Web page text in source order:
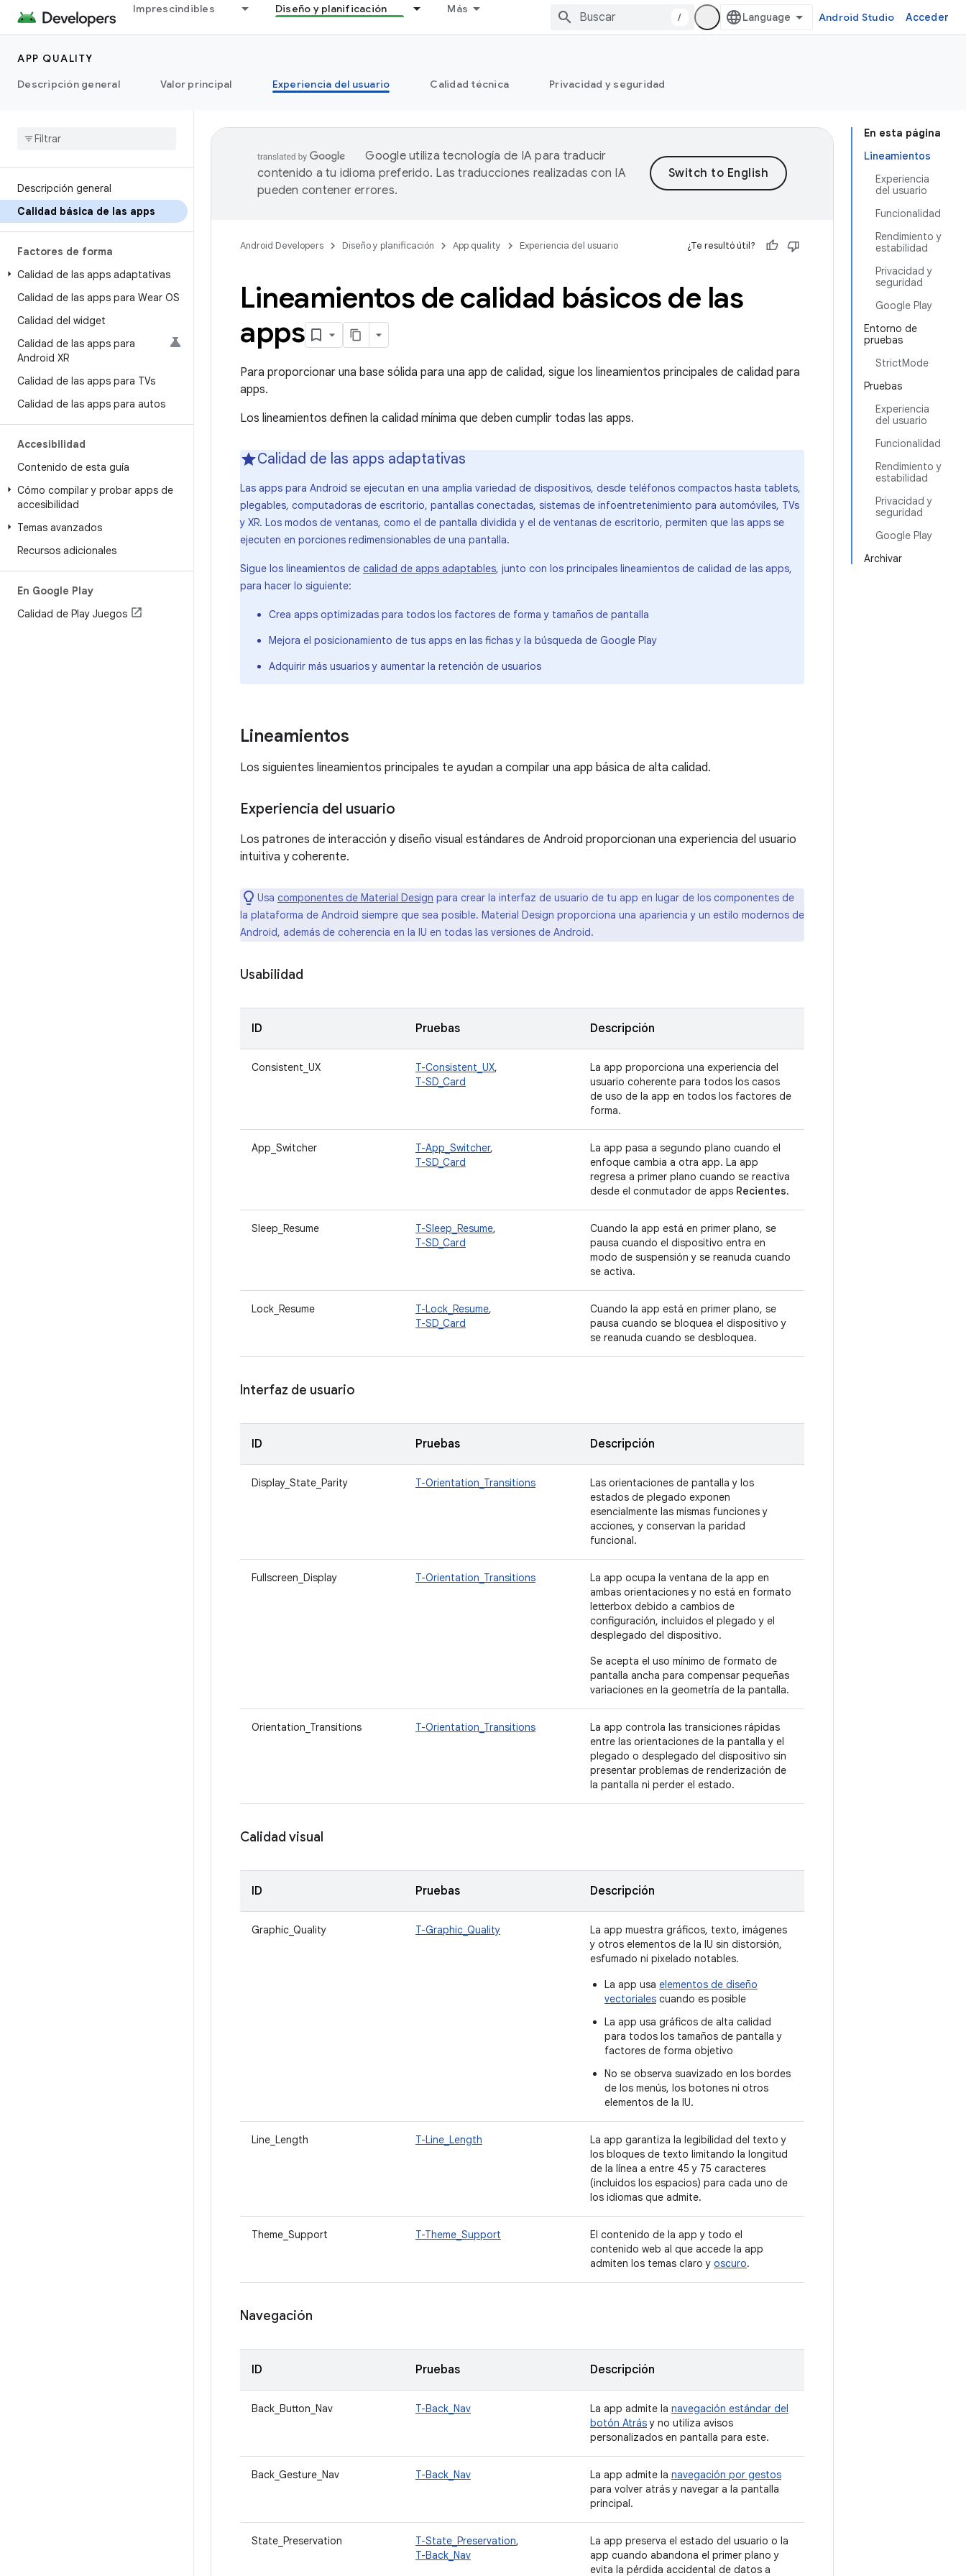
Imprescindibles Diseño y planificación Más
/ Android Studio Acceder
APP QUALITY
Descripción general
Valor principal Experiencia del usuario Calidad técnica Privacidad y seguridad
Descripción general
Calidad básica de las apps
Factores de forma
Calidad de las apps adaptativas
Calidad de las apps para Wear OS
Calidad del widget
Calidad de las apps para
Android XR
Calidad de las apps para TVs
Calidad de las apps para autos
Accesibilidad
Contenido de esta guía
Cómo compilar y probar apps de
accesibilidad
Temas avanzados
Recursos adicionales
En Google Play
Calidad de Play Juegos
En esta página
Lineamientos
Experiencia
del usuario
Funcionalidad
Rendimiento y
estabilidad
Privacidad y
seguridad
Google Play
Entorno de
pruebas
StrictMode
Pruebas
Experiencia
del usuario
Funcionalidad
Rendimiento y
estabilidad
Privacidad y
seguridad
Google Play
Archivar
Google utiliza tecnología de IA para traducir
contenido a tu idioma preferido. Las traducciones realizadas con IA
pueden contener errores.
Android Developers Diseño y planificación App quality Experiencia del usuario ¿Te resultó útil?
Lineamientos de calidad básicos de las
apps
Para proporcionar una base sólida para una app de calidad, sigue los lineamientos principales de calidad para
apps.
Los lineamientos definen la calidad mínima que deben cumplir todas las apps.
Calidad de las apps adaptativas
Las apps para Android se ejecutan en una amplia variedad de dispositivos, desde teléfonos compactos hasta tablets,
plegables, computadoras de escritorio, pantallas conectadas, sistemas de infoentretenimiento para automóviles, TVs
y XR. Los modos de ventanas, como el de pantalla dividida y el de ventanas de escritorio, permiten que las apps se
ejecuten en porciones redimensionables de una pantalla.
Sigue los lineamientos de calidad de apps adaptables, junto con los principales lineamientos de calidad de las apps,
para hacer lo siguiente:
Crea apps optimizadas para todos los factores de forma y tamaños de pantalla
Mejora el posicionamiento de tus apps en las fichas y la búsqueda de Google Play
Adquirir más usuarios y aumentar la retención de usuarios
Lineamientos
Los siguientes lineamientos principales te ayudan a compilar una app básica de alta calidad.
Experiencia del usuario
Los patrones de interacción y diseño visual estándares de Android proporcionan una experiencia del usuario
intuitiva y coherente.
Usa componentes de Material Design para crear la interfaz de usuario de tu app en lugar de los componentes de
la plataforma de Android siempre que sea posible. Material Design proporciona una apariencia y un estilo modernos de
Android, además de coherencia en la IU en todas las versiones de Android.
Usabilidad
ID Pruebas Descripción
Consistent_UX T-Consistent_UX,
T-SD_Card
La app proporciona una experiencia del
usuario coherente para todos los casos
de uso de la app en todos los factores de
forma.
App_Switcher T-App_Switcher,
T-SD_Card
La app pasa a segundo plano cuando el
enfoque cambia a otra app. La app
regresa a primer plano cuando se reactiva
desde el conmutador de apps Recientes.
Sleep_Resume T-Sleep_Resume,
T-SD_Card
Cuando la app está en primer plano, se
pausa cuando el dispositivo entra en
modo de suspensión y se reanuda cuando
se activa.
Lock_Resume T-Lock_Resume,
T-SD_Card
Cuando la app está en primer plano, se
pausa cuando se bloquea el dispositivo y
se reanuda cuando se desbloquea.
Interfaz de usuario
ID Pruebas Descripción
Display_State_Parity T-Orientation_Transitions
Las orientaciones de pantalla y los
estados de plegado exponen
esencialmente las mismas funciones y
acciones, y conservan la paridad
funcional.
Fullscreen_Display T-Orientation_Transitions
La app ocupa la ventana de la app en
ambas orientaciones y no está en formato
letterbox debido a cambios de
configuración, incluidos el plegado y el
desplegado del dispositivo.
Se acepta el uso mínimo de formato de
pantalla ancha para compensar pequeñas
variaciones en la geometría de la pantalla.
Orientation_Transitions T-Orientation_Transitions
La app controla las transiciones rápidas
entre las orientaciones de la pantalla y el
plegado o desplegado del dispositivo sin
presentar problemas de renderización de
la pantalla ni perder el estado.
Calidad visual
ID Pruebas Descripción
Graphic_Quality T-Graphic_Quality
La app muestra gráficos, texto, imágenes
y otros elementos de la IU sin distorsión,
esfumado ni pixelado notables.
La app usa elementos de diseño
vectoriales cuando es posible
La app usa gráficos de alta calidad
para todos los tamaños de pantalla y
factores de forma objetivo
No se observa suavizado en los bordes
de los menús, los botones ni otros
elementos de la IU.
Line_Length T-Line_Length
La app garantiza la legibilidad del texto y
los bloques de texto limitando la longitud
de la línea a entre 45 y 75 caracteres
(incluidos los espacios) para cada uno de
los idiomas que admite.
Theme_Support T-Theme_Support
El contenido de la app y todo el
contenido web al que accede la app
admiten los temas claro y oscuro.
Navegación
ID Pruebas Descripción
Back_Button_Nav T-Back_Nav La app admite la navegación estándar del
botón Atrásy no utiliza avisos
personalizados en pantalla para este.
Back_Gesture_Nav T-Back_Nav La app admite la navegación por gestos
para volver atrás y navegar a la pantalla
principal.
State_Preservation T-State_Preservation,
T-Back_Nav
La app preserva el estado del usuario o la
app cuando abandona el primer plano y
evita la pérdida accidental de datos a